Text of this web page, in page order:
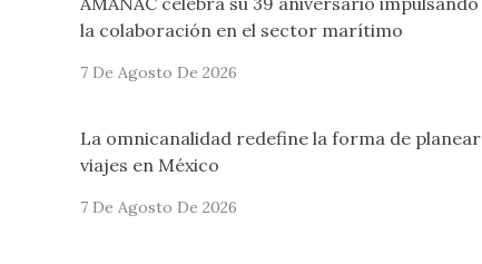
la colaboración en el sector marítimo
7 De Agosto De 2026
La omnicanalidad redefine la forma de planear
viajes en México
7 De Agosto De 2026